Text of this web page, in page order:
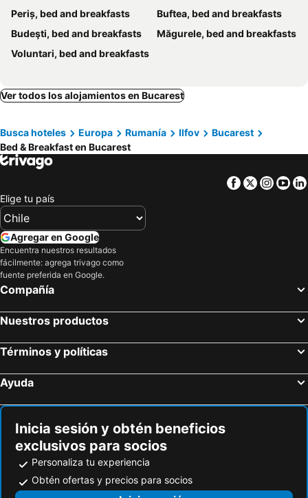
Periș, bed and breakfasts
Buftea, bed and breakfasts
Budeşti, bed and breakfasts
Măgurele, bed and breakfasts
Voluntari, bed and breakfasts
Ver todos los alojamientos en Bucarest
Busca hoteles Europa Rumanía Ilfov
Bucarest
Bed & Breakfast en Bucarest
Facebook
Twitter
Elige tu país
Agregar en Google
Encuentra nuestros resultados
fácilmente: agrega trivago como
fuente preferida en Google.
Compañía
Nuestros productos
Términos y políticas
Ayuda
Inicia sesión y obtén beneficios
exclusivos para socios
Personaliza tu experiencia
Obtén ofertas y precios para socios